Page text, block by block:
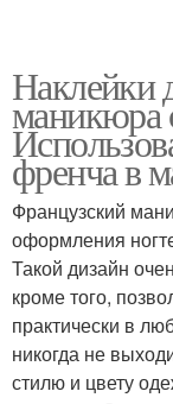
Наклейки
маникюра
френча в
Французский
оформления
Такой дизайн
кроме того,
практически в
никогда не
стилю и цвету